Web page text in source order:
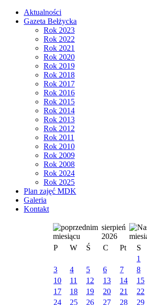
Aktualności
Gazeta Bełżycka
Rok 2023
Rok 2022
Rok 2021
Rok 2020
Rok 2019
Rok 2018
Rok 2017
Rok 2016
Rok 2015
Rok 2014
Rok 2013
Rok 2012
Rok 2011
Rok 2010
Rok 2009
Rok 2008
Rok 2024
Rok 2025
Plan zajęć MDK
Galeria
Kontakt
sierpień
2026
P
W Ś C Pt S
1
3
4 5 6 7 8
10
11 12 13 14 15
17
18 19 20 21 22
24
25 26 27 28 29